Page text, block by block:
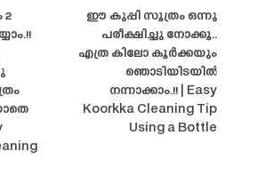
2
ഈ കുപ്പി സൂത്രം ഒന്നു
പരീക്ഷിച്ചു നോക്കൂ..
എത്ര കിലോ കൂർക്കയും
ഞൊടിയിടയിൽ
നന്നാക്കാം.!! | Easy
Koorkka Cleaning Tip
Using a Bottle